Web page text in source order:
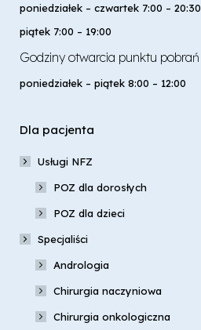
poniedziałek – czwartek 7:00 – 20:30
piątek 7:00 – 19:00
Godziny otwarcia punktu pobrań
poniedziałek – piątek 8:00 – 12:00
Dla pacjenta
Usługi NFZ
POZ dla dorosłych
POZ dla dzieci
Specjaliści
Andrologia
Chirurgia naczyniowa
Chirurgia onkologiczna